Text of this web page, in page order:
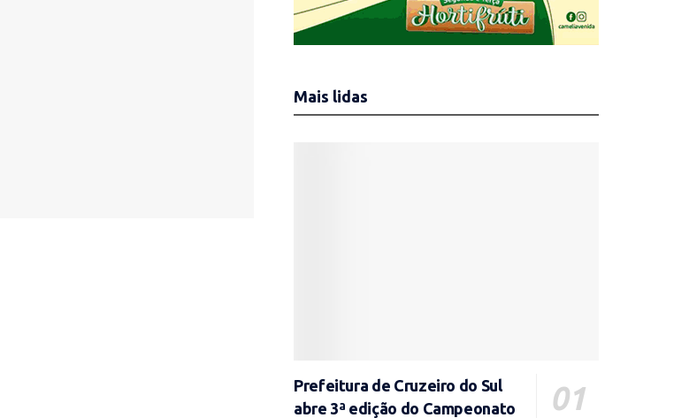
Mais lidas
Prefeitura de Cruzeiro do Sul
abre 3ª edição do Campeonato